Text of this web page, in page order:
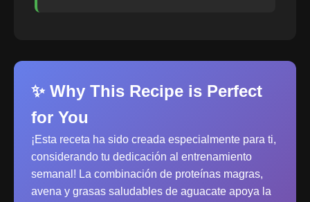
✨ Why This Recipe is Perfect
for You
¡Esta receta ha sido creada especialmente para ti,
considerando tu dedicación al entrenamiento
semanal! La combinación de proteínas magras,
avena y grasas saludables de aguacate apoya la